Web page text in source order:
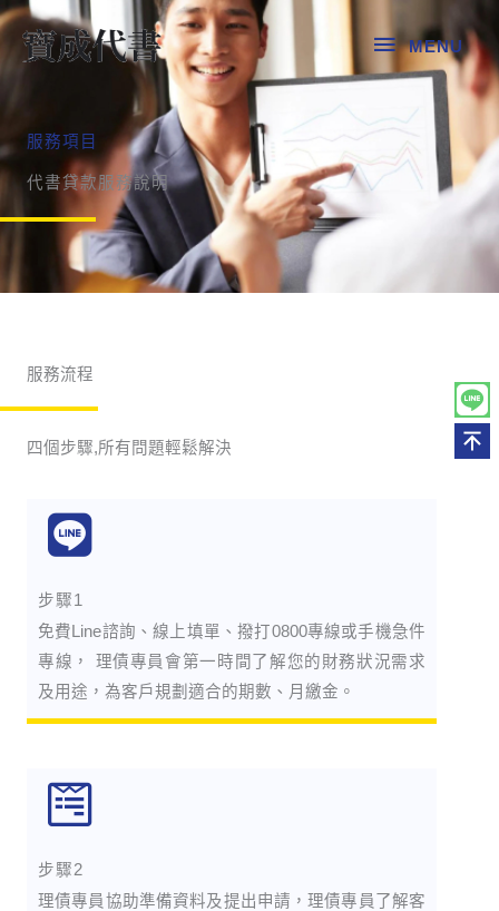
跳
主
容
MENU
MENU
服務項目
代書貸款服務說明
服務流程
四個步驟,所有問題輕鬆解決
步驟1
免費Line諮詢、線上填單、撥打0800專線或手機急件
專線， 理債專員會第一時間了解您的財務狀況需求
及用途，為客戶規劃適合的期數、月繳金。
步驟2
理債專員協助準備資料及提出申請，理債專員了解客